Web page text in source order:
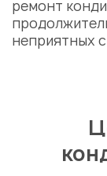
ремонт
неприятных